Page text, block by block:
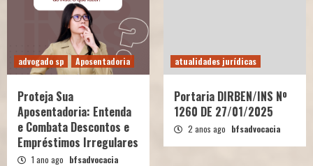
advogado sp Aposentadoria
Proteja Sua
Aposentadoria: Entenda
e Combata Descontos e
Empréstimos Irregulares
1 ano ago bfsadvocacia
atualidades jurídicas
Portaria DIRBEN/INS Nº
1260 DE 27/01/2025
2 anos ago bfsadvocacia